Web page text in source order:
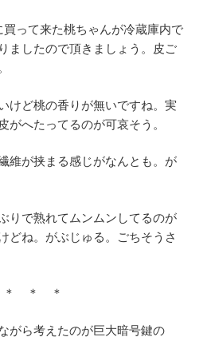
って来た桃ちゃんが冷蔵庫内で
ましたので頂きましょう。皮ご
けど桃の香りが無いですね。実
がへたってるのが可哀そう。
維が挟まる感じがなんとも。が
りで熟れてムンムンしてるのが
どね。がぶじゅる。ごちそうさ
＊ ＊ ＊
がら考えたのが巨大暗号鍵の